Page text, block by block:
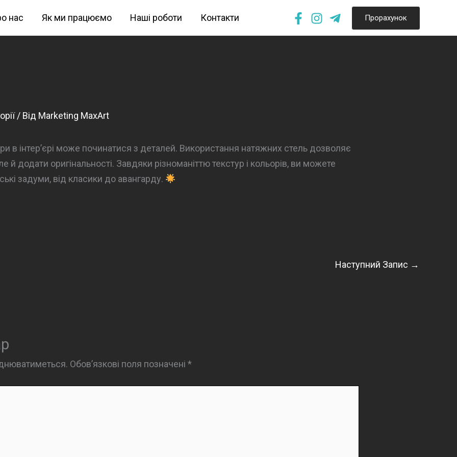
нас Як ми працюємо Наші роботи Контакти Прорахунок
/ Від Marketing MaxArt
в інтер’єрі може починатися з деталей. Використання натяжних стель дозволяє
й додати оригінальності. Завдяки різноманіттю текстур і кольорів, ви можете
задуми, від класики до авангарду.
Наступний Запис →
Обов’язкові поля позначені*